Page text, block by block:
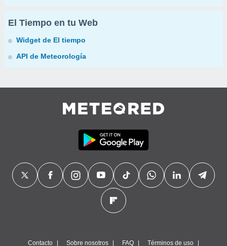
El Tiempo en tu Web
Widget de El tiempo
API de Meteorología
Contacto Sobre nosotros FAQ Términos de uso